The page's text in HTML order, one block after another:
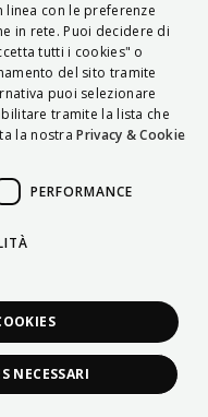
FRENCH
HUNGARIAN
DEUTSCH
POLSKI
PORTUGUÊS
con le preferenze
in rete. Puoi decidere di
tutti i cookies" o
del sito tramite
puoi selezionare
tramite la lista che
la nostra Privacy & Cookie
PERFORMANCE
NECESSARI